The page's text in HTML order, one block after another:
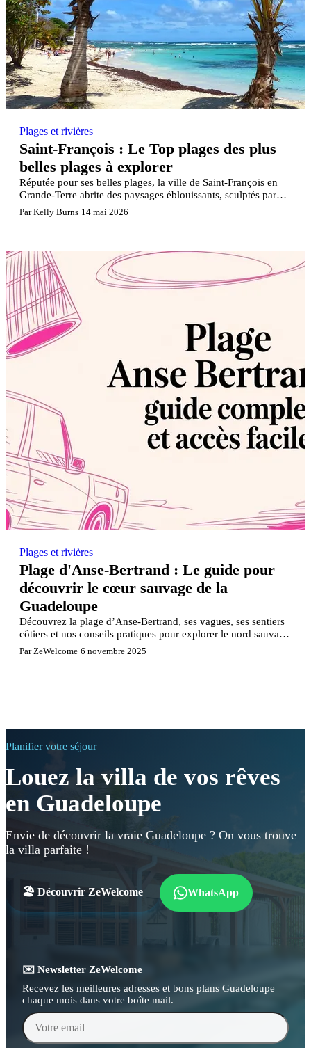
Plages et rivières
Saint-François : Le Top plages des plus
belles plages à explorer
Réputée pour ses belles plages, la ville de Saint-François en
Grande-Terre abrite des paysages éblouissants, sculptés par
son histoire volcanique et ombragés par des cocotiers.
Par Kelly Burns·14 mai 2026
Plages et rivières
Plage d'Anse-Bertrand : Le guide pour
découvrir le cœur sauvage de la
Guadeloupe
Découvrez la plage d’Anse-Bertrand, ses vagues, ses sentiers
côtiers et nos conseils pratiques pour explorer le nord sauvage
de Grande-Terre.
Par ZeWelcome·6 novembre 2025
Planifier votre séjour
Louez la villa de vos rêves
en Guadeloupe
Envie de découvrir la vraie Guadeloupe ? On vous trouve
la villa parfaite !
🏖️ Découvrir ZeWelcome WhatsApp
✉️ Newsletter ZeWelcome
Recevez les meilleures adresses et bons plans Guadeloupe
chaque mois dans votre boîte mail.
Votre email